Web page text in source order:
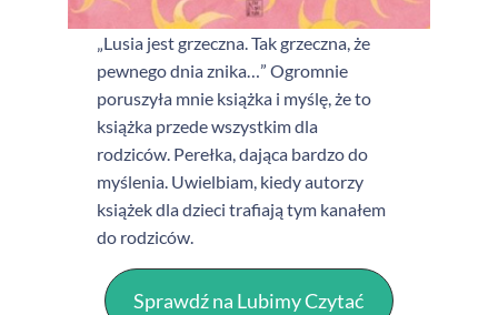
„Lusia jest grzeczna. Tak grzeczna, że
pewnego dnia znika…” Ogromnie
poruszyła mnie książka i myślę, że to
książka przede wszystkim dla
rodziców. Perełka, dająca bardzo do
myślenia. Uwielbiam, kiedy autorzy
książek dla dzieci trafiają tym kanałem
do rodziców.
Sprawdź na Lubimy Czytać